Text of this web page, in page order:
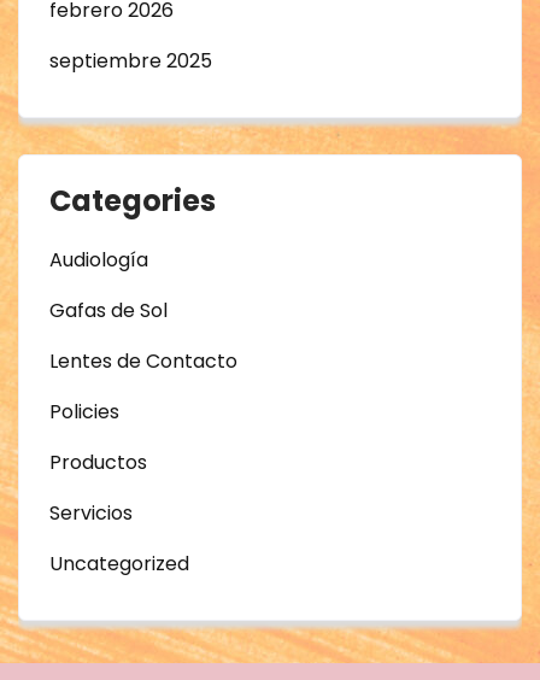
febrero 2026
septiembre 2025
Categories
Audiología
Gafas de Sol
Lentes de Contacto
Policies
Productos
Servicios
Uncategorized